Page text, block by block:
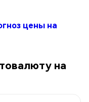
цены на
на